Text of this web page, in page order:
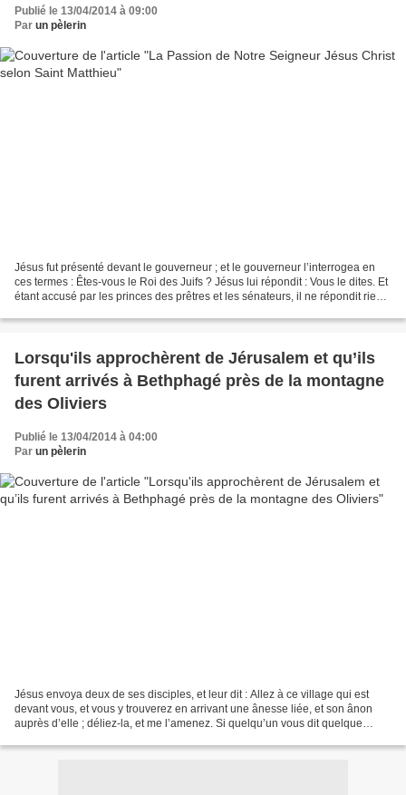
Publié le 13/04/2014 à 09:00
Par un pèlerin
Jésus fut présenté devant le gouverneur ; et le gouverneur l’interrogea en
ces termes : Êtes-vous le Roi des Juifs ? Jésus lui répondit : Vous le dites. Et
étant accusé par les princes des prêtres et les sénateurs, il ne répondit rien.
Lorsqu'ils approchèrent de Jérusalem et qu’ils
furent arrivés à Bethphagé près de la montagne
des Oliviers
Publié le 13/04/2014 à 04:00
Par un pèlerin
Jésus envoya deux de ses disciples, et leur dit : Allez à ce village qui est
devant vous, et vous y trouverez en arrivant une ânesse liée, et son ânon
auprès d’elle ; déliez-la, et me l’amenez. Si quelqu’un vous dit quelque